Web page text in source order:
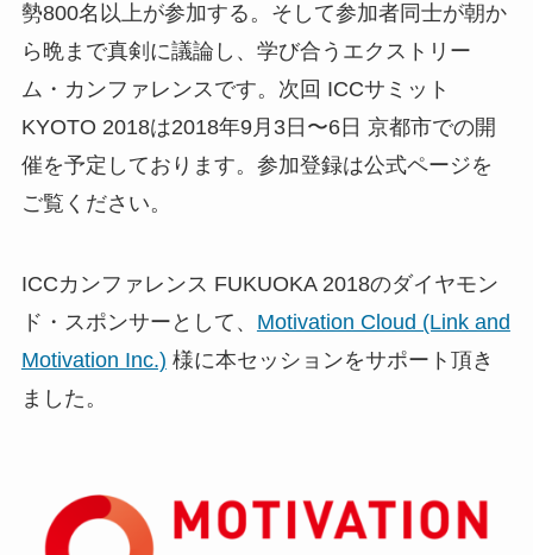
勢800名以上が参加する。そして参加者同士が朝か
ら晩まで真剣に議論し、学び合うエクストリー
ム・カンファレンスです。次回 ICCサミット
KYOTO 2018は2018年9月3日〜6日 京都市での開
催を予定しております。参加登録は公式ページを
ご覧ください。
ICCカンファレンス FUKUOKA 2018のダイヤモン
ド・スポンサーとして、 Motivation Cloud (Link and
Motivation Inc.) 様に本セッションをサポート頂き
ました。